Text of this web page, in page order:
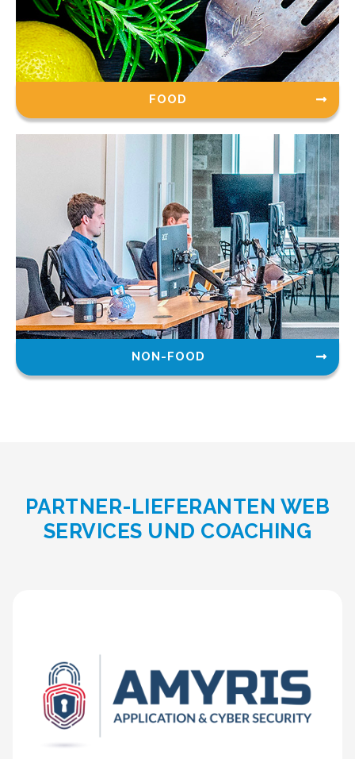
FOOD
NON-FOOD
PARTNER-LIEFERANTEN WEB
SERVICES UND COACHING